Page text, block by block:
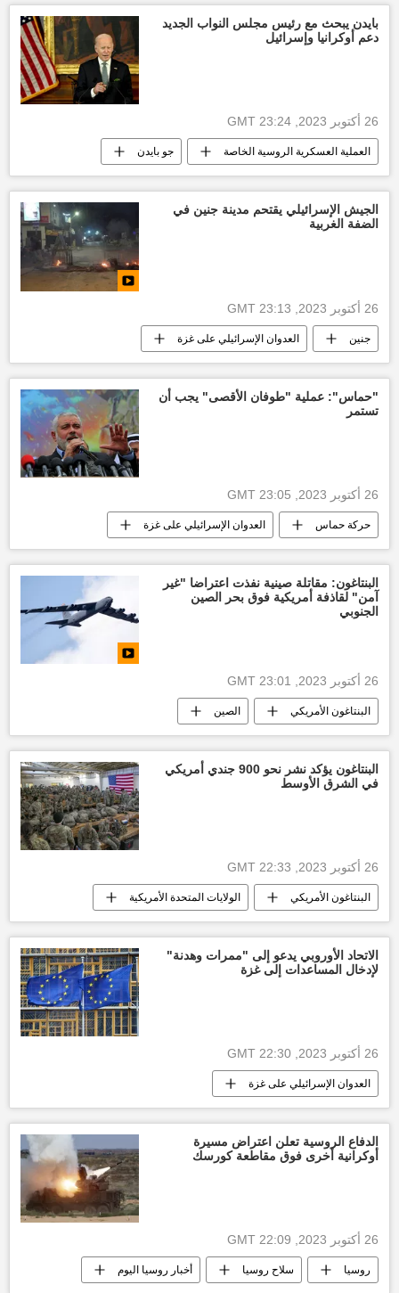
وقف إطلاق النار بين قطاع غزة وإسرائيل
بايدن يبحث مع رئيس مجلس النواب الجديد
دعم أوكرانيا وإسرائيل
26 أكتوبر 2023, 23:24 GMT
العملية العسكرية الروسية الخاصة جو بايدن
مجلس النواب الأمريكي أخبار أوكرانيا
إسرائيل أخبار إسرائيل اليوم
الجيش الإسرائيلي يقتحم مدينة جنين في
الضفة الغربية
26 أكتوبر 2023, 23:13 GMT
جنين العدوان الإسرائيلي على غزة
التصعيد العسكري بين غزة وإسرائيل
وقف إطلاق النار بين قطاع غزة وإسرائيل
"حماس": عملية "طوفان الأقصى" يجب أن
تستمر
26 أكتوبر 2023, 23:05 GMT
حركة حماس العدوان الإسرائيلي على غزة
التصعيد العسكري بين غزة وإسرائيل
وقف إطلاق النار بين قطاع غزة وإسرائيل
البنتاغون: مقاتلة صينية نفذت اعتراضا "غير
آمن" لقاذفة أمريكية فوق بحر الصين
الجنوبي
26 أكتوبر 2023, 23:01 GMT
البنتاغون الأمريكي الصين
الولايات المتحدة الأمريكية العالم
البنتاغون يؤكد نشر نحو 900 جندي أمريكي
في الشرق الأوسط
26 أكتوبر 2023, 22:33 GMT
البنتاغون الأمريكي الولايات المتحدة الأمريكية
العالم العدوان الإسرائيلي على غزة
التصعيد العسكري بين غزة وإسرائيل
وقف إطلاق النار بين قطاع غزة وإسرائيل
الاتحاد الأوروبي يدعو إلى "ممرات وهدنة"
لإدخال المساعدات إلى غزة
26 أكتوبر 2023, 22:30 GMT
العدوان الإسرائيلي على غزة
أخبار الاتحاد الأوروبي إسرائيل
أخبار إسرائيل اليوم
الدفاع الروسية تعلن اعتراض مسيرة
أوكرانية أخرى فوق مقاطعة كورسك
26 أكتوبر 2023, 22:09 GMT
روسيا سلاح روسيا أخبار روسيا اليوم